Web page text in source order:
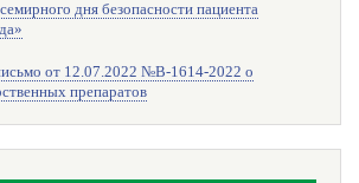
дня безопасности пациента
от 12.07.2022 №В-1614-2022 о
препаратов